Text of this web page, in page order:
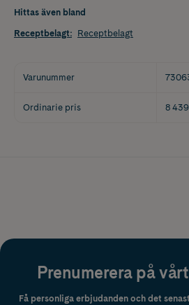
Hittas även bland
Receptbelagt: Receptbelagt
Varunummer
Ordinarie pris 8
Prenumerera på
Få personliga erbjudanden och det